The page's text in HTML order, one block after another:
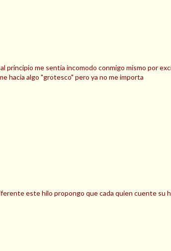
principio me sentía incomodo conmigo mismo por
hacia algo "grotesco" pero ya no me importa
este hilo propongo que cada quien cuente su